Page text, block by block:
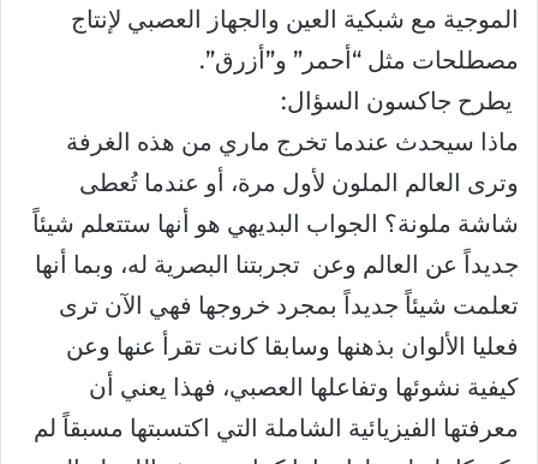
الموجية مع شبكية العين والجهاز العصبي لإنتاج
مصطلحات مثل “أحمر” و”أزرق”.
يطرح جاكسون السؤال:
ماذا سيحدث عندما تخرج ماري من هذه الغرفة
وترى العالم الملون لأول مرة، أو عندما تُعطى
شاشة ملونة؟ الجواب البديهي هو أنها ستتعلم شيئاً
جديداً عن العالم وعن تجربتنا البصرية له، وبما أنها
تعلمت شيئاً جديداً بمجرد خروجها فهي الآن ترى
فعليا الألوان بذهنها وسابقا كانت تقرأ عنها وعن
كيفية نشوئها وتفاعلها العصبي، فهذا يعني أن
معرفتها الفيزيائية الشاملة التي اكتسبتها مسبقاً لم